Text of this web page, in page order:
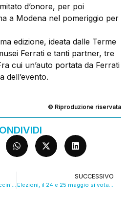
d’onore, per poi
a Modena nel pomeriggio per
edizione, ideata dalle Terme
Ferrati e tanti partner, tre
cui un’auto portata da Ferrati
dell’evento.
© Riproduzione riservata
Auto sulla folla, Ermanno Muccini dimesso dall’ospedale
SUCCESSIVO
Elezioni, il 24 e 25 maggio si vota anche a Montese. VIDEO